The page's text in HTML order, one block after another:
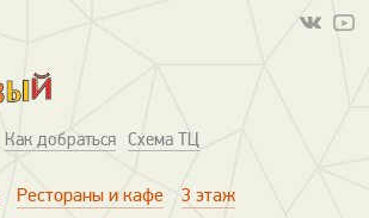
Как добраться Схема ТЦ
Рестораны и кафе
3 этаж